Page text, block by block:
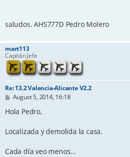
saludos. AHS777D Pedro Molero
mart113
Capitán Jefe
Re: 13.2 Valencia-Alicante V2.2
P
s
August 5, 2014, 16:18
Hola Pedro,
Localizada y demolida la casa.
Cada día veo menos...